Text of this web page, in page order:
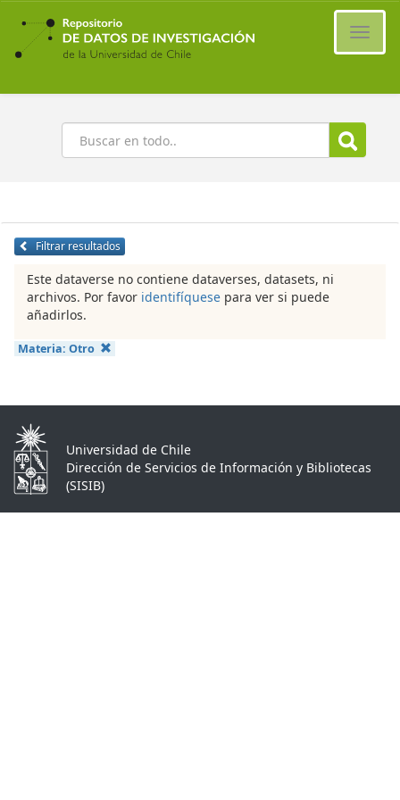
Ir
contenido
principal
Buscar
Filtrar resultados
Este dataverse no contiene dataverses, datasets, ni
archivos. Por favor identifíquese para ver si puede
añadirlos.
Materia: Otro
Universidad de Chile
Dirección de Servicios de Información y Bibliotecas
(SISIB)